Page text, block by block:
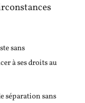
sans
à ses droits au
séparation sans